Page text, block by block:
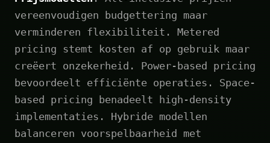
vereenvoudigen budgettering maar
verminderen flexibiliteit. Metered
pricing stemt kosten af op gebruik maar
creëert onzekerheid. Power-based pricing
bevoordeelt efficiënte operaties. Space-
based pricing benadeelt high-density
implementaties. Hybride modellen
balanceren voorspelbaarheid met